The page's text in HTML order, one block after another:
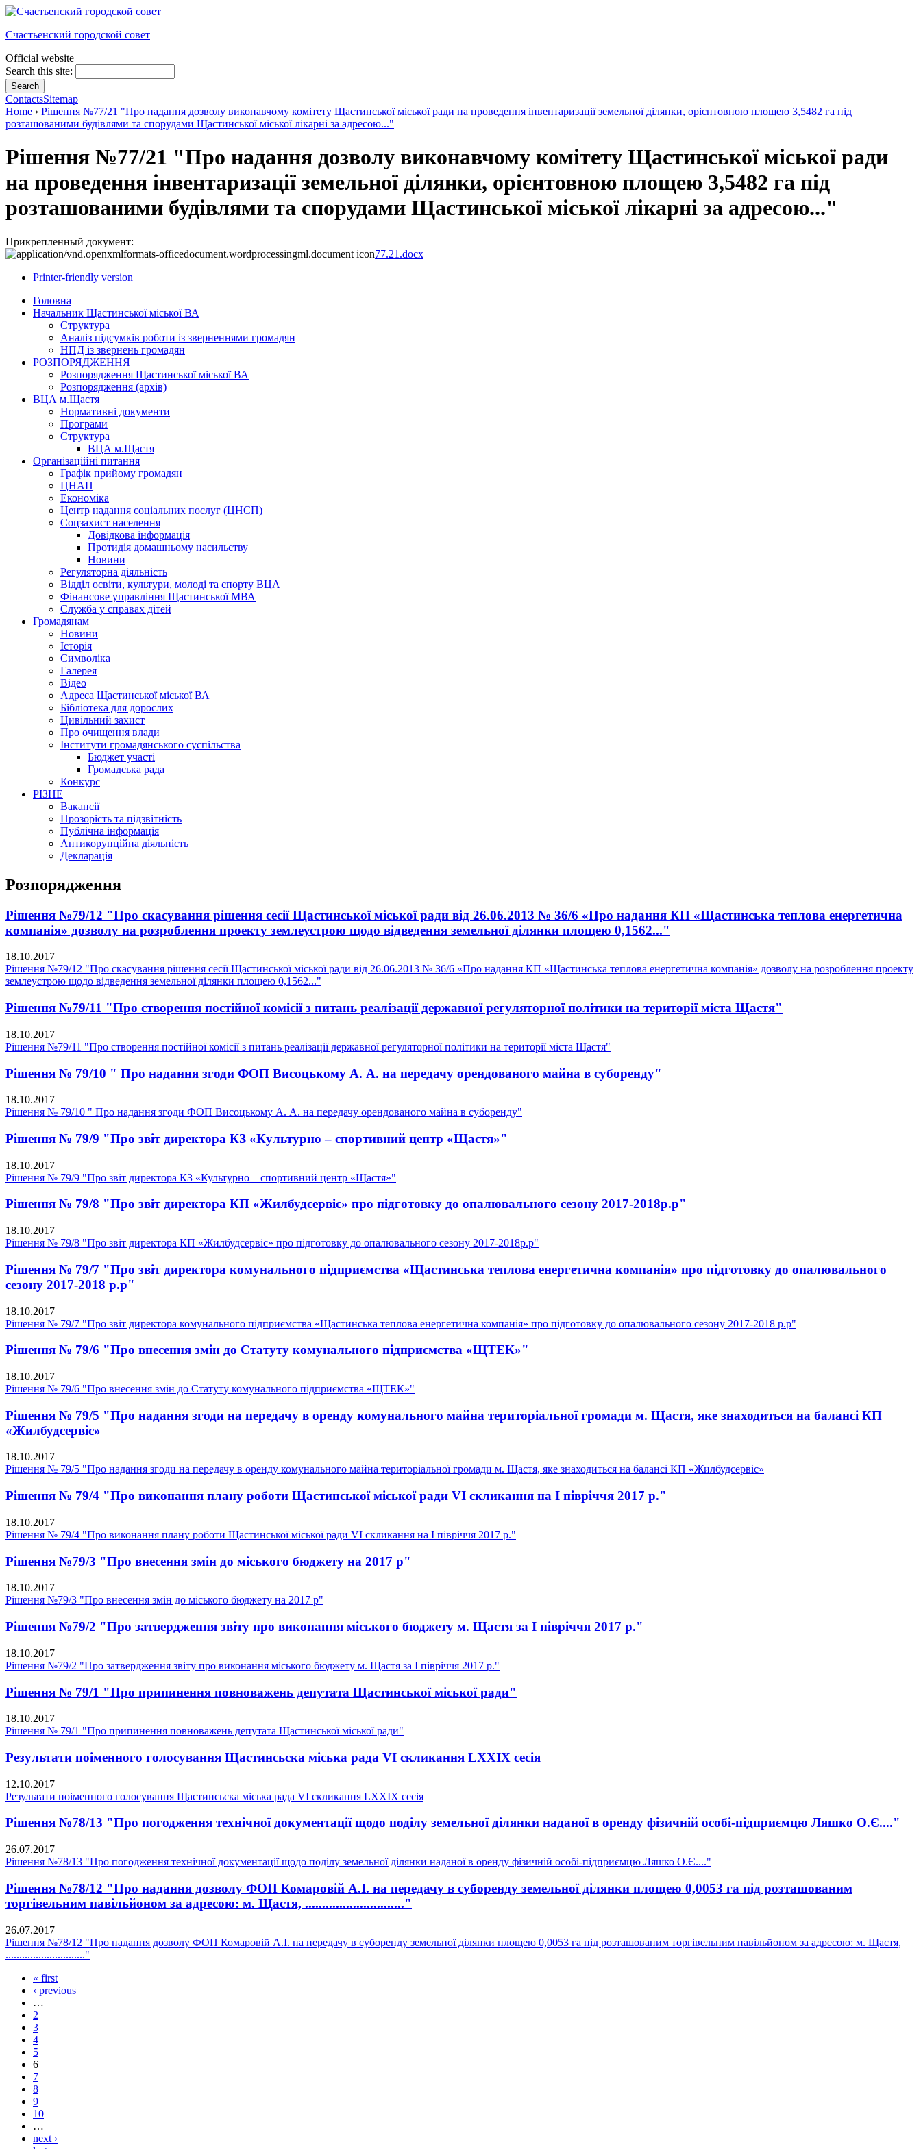
Счастьенский городской совет
Official website
Search this site:
ContactsSitemap
Home › Рішення №77/21 "Про надання дозволу виконавчому комітету Щастинської міської ради на проведення інвентаризації земельної ділянки, орієнтовною площею 3,5482 га під
розташованими будівлями та спорудами Щастинської міської лікарні за адресою..."
Рішення №77/21 "Про надання дозволу виконавчому комітету Щастинської міської ради
на проведення інвентаризації земельної ділянки, орієнтовною площею 3,5482 га під
розташованими будівлями та спорудами Щастинської міської лікарні за адресою..."
Прикрепленный документ:
77.21.docx
Printer-friendly version
Головна
Начальник Щастинської міської ВА
Структура
Аналіз підсумків роботи із зверненнями громадян
НПД із звернень громадян
РОЗПОРЯДЖЕННЯ
Розпорядження Щастинської міської ВА
Розпорядження (архів)
ВЦА м.Щастя
Нормативні документи
Програми
Структура
ВЦА м.Щастя
Організаційні питання
Графік прийому громадян
ЦНАП
Економіка
Центр надання соціальних послуг (ЦНСП)
Соцзахист населення
Довідкова інформація
Протидія домашньому насильству
Новини
Регуляторна діяльність
Відділ освіти, культури, молоді та спорту ВЦА
Фінансове управління Щастинської МВА
Служба у справах дітей
Громадянам
Новини
Історія
Символіка
Галерея
Відео
Адреса Щастинської міської ВА
Бібліотека для дорослих
Цивільний захист
Про очищення влади
Інститути громадянського суспільства
Бюджет участі
Громадська рада
Конкурс
РІЗНЕ
Вакансії
Прозорість та підзвітність
Публічна інформація
Антикорупційна діяльність
Декларація
Розпорядження
Рішення №79/12 "Про скасування рішення сесії Щастинської міської ради від 26.06.2013 № 36/6 «Про надання КП «Щастинська теплова енергетична
компанія» дозволу на розроблення проекту землеустрою щодо відведення земельної ділянки площею 0,1562..."
18.10.2017
Рішення №79/12 "Про скасування рішення сесії Щастинської міської ради від 26.06.2013 № 36/6 «Про надання КП «Щастинська теплова енергетична компанія» дозволу на розроблення проекту
землеустрою щодо відведення земельної ділянки площею 0,1562..."
Рішення №79/11 "Про створення постійної комісії з питань реалізації державної регуляторної політики на території міста Щастя"
18.10.2017
Рішення №79/11 "Про створення постійної комісії з питань реалізації державної регуляторної політики на території міста Щастя"
Рішення № 79/10 " Про надання згоди ФОП Висоцькому А. А. на передачу орендованого майна в суборенду"
18.10.2017
Рішення № 79/10 " Про надання згоди ФОП Висоцькому А. А. на передачу орендованого майна в суборенду"
Рішення № 79/9 "Про звіт директора КЗ «Культурно – спортивний центр «Щастя»"
18.10.2017
Рішення № 79/9 "Про звіт директора КЗ «Культурно – спортивний центр «Щастя»"
Рішення № 79/8 "Про звіт директора КП «Жилбудсервіс» про підготовку до опалювального сезону 2017-2018р.р"
18.10.2017
Рішення № 79/8 "Про звіт директора КП «Жилбудсервіс» про підготовку до опалювального сезону 2017-2018р.р"
Рішення № 79/7 "Про звіт директора комунального підприємства «Щастинська теплова енергетична компанія» про підготовку до опалювального
сезону 2017-2018 р.р"
18.10.2017
Рішення № 79/7 "Про звіт директора комунального підприємства «Щастинська теплова енергетична компанія» про підготовку до опалювального сезону 2017-2018 р.р"
Рішення № 79/6 "Про внесення змін до Статуту комунального підприємства «ЩТЕК»"
18.10.2017
Рішення № 79/6 "Про внесення змін до Статуту комунального підприємства «ЩТЕК»"
Рішення № 79/5 "Про надання згоди на передачу в оренду комунального майна територіальної громади м. Щастя, яке знаходиться на балансі КП
«Жилбудсервіс»
18.10.2017
Рішення № 79/5 "Про надання згоди на передачу в оренду комунального майна територіальної громади м. Щастя, яке знаходиться на балансі КП «Жилбудсервіс»
Рішення № 79/4 "Про виконання плану роботи Щастинської міської ради VI скликання на I півріччя 2017 р."
18.10.2017
Рішення № 79/4 "Про виконання плану роботи Щастинської міської ради VI скликання на I півріччя 2017 р."
Рішення №79/3 "Про внесення змін до міського бюджету на 2017 р"
18.10.2017
Рішення №79/3 "Про внесення змін до міського бюджету на 2017 р"
Рішення №79/2 "Про затвердження звіту про виконання міського бюджету м. Щастя за I півріччя 2017 р."
18.10.2017
Рішення №79/2 "Про затвердження звіту про виконання міського бюджету м. Щастя за I півріччя 2017 р."
Рішення № 79/1 "Про припинення повноважень депутата Щастинської міської ради"
18.10.2017
Рішення № 79/1 "Про припинення повноважень депутата Щастинської міської ради"
Результати поіменного голосування Щастинсьска міська рада VI скликання LXXIX сесія
12.10.2017
Результати поіменного голосування Щастинсьска міська рада VI скликання LXXIX сесія
Рішення №78/13 "Про погодження технічної документації щодо поділу земельної ділянки наданої в оренду фізичній особі-підприємцю Ляшко О.Є...."
26.07.2017
Рішення №78/13 "Про погодження технічної документації щодо поділу земельної ділянки наданої в оренду фізичній особі-підприємцю Ляшко О.Є...."
Рішення №78/12 "Про надання дозволу ФОП Комаровій А.І. на передачу в суборенду земельної ділянки площею 0,0053 га під розташованим
торгівельним павільйоном за адресою: м. Щастя, ............................."
26.07.2017
Рішення №78/12 "Про надання дозволу ФОП Комаровій А.І. на передачу в суборенду земельної ділянки площею 0,0053 га під розташованим торгівельним павільйоном за адресою: м. Щастя,
............................."
« first
‹ previous
…
2
3
4
5
6
7
8
9
10
…
next ›